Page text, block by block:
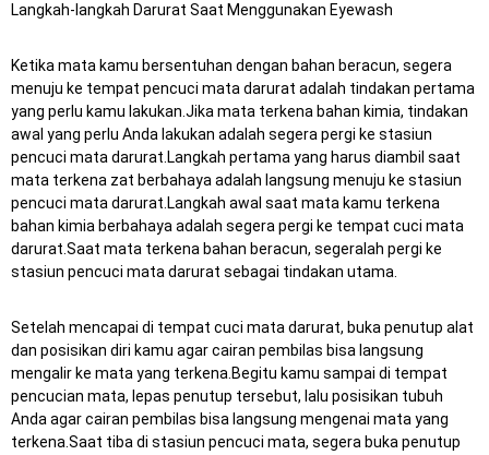
Langkah-langkah Darurat Saat Menggunakan Eyewash
Ketika mata kamu bersentuhan dengan bahan beracun, segera
menuju ke tempat pencuci mata darurat adalah tindakan pertama
yang perlu kamu lakukan.Jika mata terkena bahan kimia, tindakan
awal yang perlu Anda lakukan adalah segera pergi ke stasiun
pencuci mata darurat.Langkah pertama yang harus diambil saat
mata terkena zat berbahaya adalah langsung menuju ke stasiun
pencuci mata darurat.Langkah awal saat mata kamu terkena
bahan kimia berbahaya adalah segera pergi ke tempat cuci mata
darurat.Saat mata terkena bahan beracun, segeralah pergi ke
stasiun pencuci mata darurat sebagai tindakan utama.
Setelah mencapai di tempat cuci mata darurat, buka penutup alat
dan posisikan diri kamu agar cairan pembilas bisa langsung
mengalir ke mata yang terkena.Begitu kamu sampai di tempat
pencucian mata, lepas penutup tersebut, lalu posisikan tubuh
Anda agar cairan pembilas bisa langsung mengenai mata yang
terkena.Saat tiba di stasiun pencuci mata, segera buka penutup